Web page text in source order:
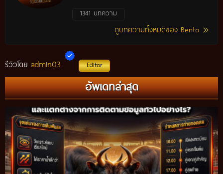
1341 บทความ
ดูบทความทั้งหมดของ Bento
รีวิวโดย admin03 Editor
อัพเดทล่าสุด